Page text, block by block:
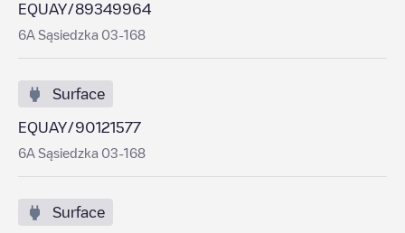
EQUAY/89349964
6A Sąsiedzka 03-168
Surface
EQUAY/90121577
6A Sąsiedzka 03-168
Surface